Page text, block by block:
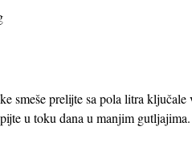
smeše prelijte sa pola litra
u toku dana u manjim gutljajima.